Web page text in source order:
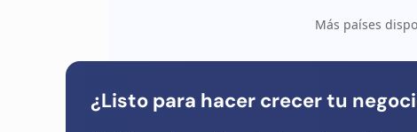
Más países
¿Listo para hacer crecer tu